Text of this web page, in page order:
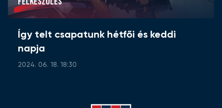
Így telt csapatunk hétfői és keddi
napja
2024. 06. 18. 18:30